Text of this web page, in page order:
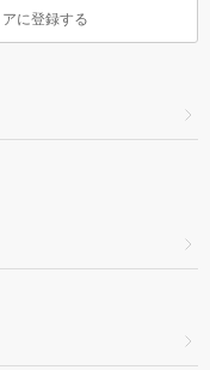
に登録する